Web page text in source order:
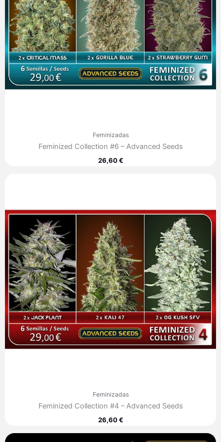
Feminizadas
Feminized Collection #6 – Advanced Seeds
26,60€
Feminizadas
Feminized Collection #4 – Advanced Seeds
26,60€